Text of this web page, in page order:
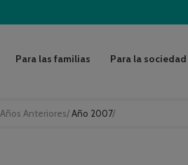
Años Anteriores/Año 2007/
Para las familias Para la sociedad